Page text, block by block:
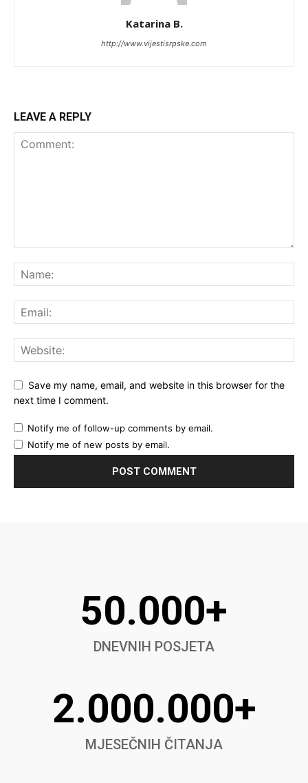
Katarina B.
http://www.vijestisrpske.com
LEAVE A REPLY
Save my name, email, and website in this browser for the
next time I comment.
Notify me of follow-up comments by email.
Notify me of new posts by email.
50.000+
DNEVNIH POSJETA
2.000.000+
MJESEČNIH ČITANJA